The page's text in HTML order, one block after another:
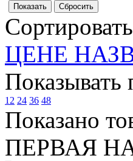
ЦЕНЕ
Показывать
12 24 36 48
Показано
ПЕРВАЯ